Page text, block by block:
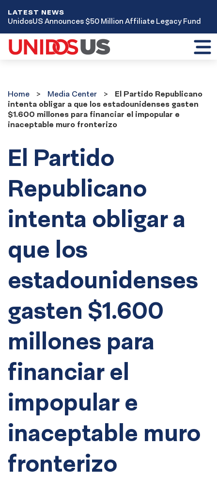
LATEST NEWS
UnidosUS Announces $50 Million Affiliate Legacy Fund
Center
Home Media Center
El Partido Republicano
intenta obligar a que los estadounidenses gasten
$1.600 millones para financiar el impopular e
inaceptable muro fronterizo
El Partido
Republicano
intenta obligar a
que los
estadounidenses
gasten $1.600
millones para
financiar el
impopular e
inaceptable muro
fronterizo